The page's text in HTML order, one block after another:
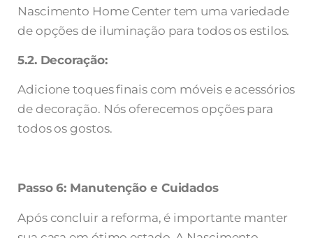
Nascimento Home Center tem uma variedade
de opções de iluminação para todos os estilos.
5.2. Decoração:
Adicione toques finais com móveis e acessórios
de decoração. Nós oferecemos opções para
todos os gostos.
Passo 6: Manutenção e Cuidados
Após concluir a reforma, é importante manter